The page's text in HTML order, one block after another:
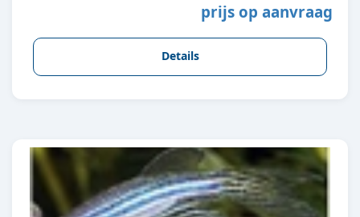
prijs op aanvraag
Details